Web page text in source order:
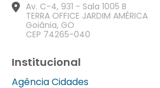
Av. C-4, 931 - Sala 1005 B
TERRA OFFICE JARDIM AMÉRICA
Goiânia, GO
CEP 74265-040
Institucional
Agência Cidades